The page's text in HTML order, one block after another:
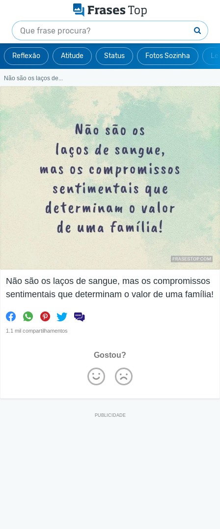
Reflexão Atitude Status Fotos Sozinha
Não são os laços de...
Não são os laços de sangue, mas os compromissos
sentimentais que determinam o valor de uma família!
1.1 mil compartilhamentos
Gostou?